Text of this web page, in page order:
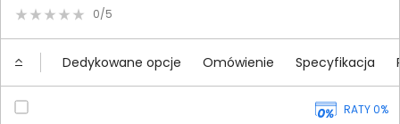
0/5
Dedykowane opcje Omówienie Specyfikacja
RATY 0%